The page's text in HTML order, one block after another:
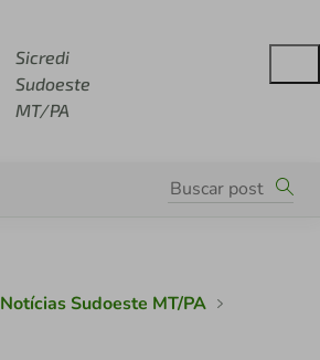
Sicredi
Sudoeste
MT/PA
Notícias Sudoeste MT/PA